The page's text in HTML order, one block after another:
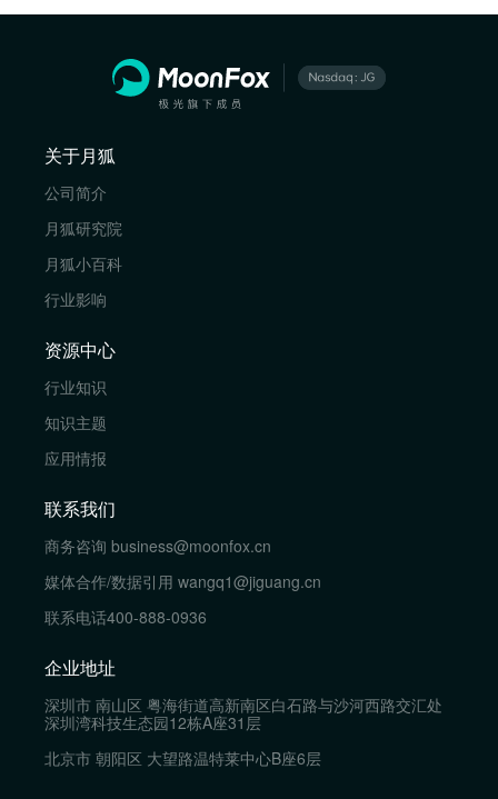
关于月狐
公司简介
月狐研究院
月狐小百科
行业影响
资源中心
行业知识
知识主题
应用情报
联系我们
商务咨询 business@moonfox.cn
媒体合作/数据引用 wangq1@jiguang.cn
联系电话400-888-0936
企业地址
深圳市 南山区 粤海街道高新南区白石路与沙河西路交汇处
深圳湾科技生态园12栋A座31层
北京市 朝阳区 大望路温特莱中心B座6层